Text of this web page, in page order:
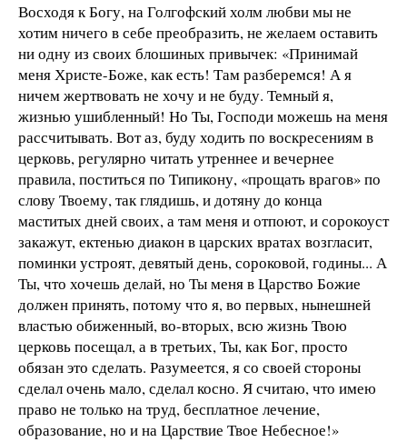
Восходя к Богу, на Голгофский холм любви мы не
хотим ничего в себе преобразить, не желаем оставить
ни одну из своих блошиных привычек: «Принимай
меня Христе-Боже, как есть! Там разберемся! А я
ничем жертвовать не хочу и не буду. Темный я,
жизнью ушибленный! Но Ты, Господи можешь на меня
рассчитывать. Вот аз, буду ходить по воскресениям в
церковь, регулярно читать утреннее и вечернее
правила, поститься по Типикону, «прощать врагов» по
слову Твоему, так глядишь, и дотяну до конца
маститых дней своих, а там меня и отпоют, и сорокоуст
закажут, ектенью диакон в царских вратах возгласит,
поминки устроят, девятый день, сороковой, годины... А
Ты, что хочешь делай, но Ты меня в Царство Божие
должен принять, потому что я, во первых, нынешней
властью обиженный, во-вторых, всю жизнь Твою
церковь посещал, а в третьих, Ты, как Бог, просто
обязан это сделать. Разумеется, я со своей стороны
сделал очень мало, сделал косно. Я считаю, что имею
право не только на труд, бесплатное лечение,
образование, но и на Царствие Твое Небесное!»